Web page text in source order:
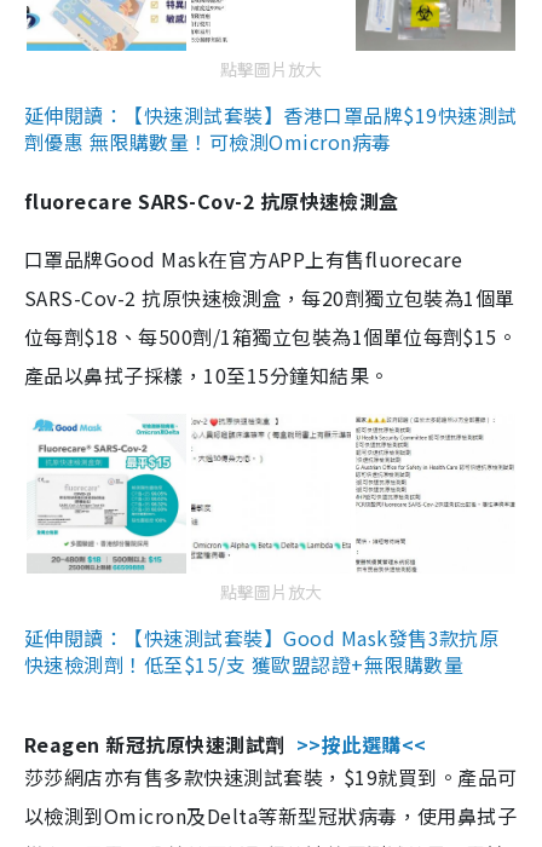
點擊圖片放大
延伸閱讀：【快速測試套裝】香港口罩品牌$19快速測試
劑優惠 無限購數量！可檢測Omicron病毒
fluorecare SARS-Cov-2 抗原快速檢測盒
口罩品牌Good Mask在官方APP上有售fluorecare
SARS-Cov-2 抗原快速檢測盒，每20劑獨立包裝為1個單
位每劑$18、每500劑/1箱獨立包裝為1個單位每劑$15。
產品以鼻拭子採樣，10至15分鐘知結果。
點擊圖片放大
延伸閱讀：【快速測試套裝】Good Mask發售3款抗原
快速檢測劑！低至$15/支 獲歐盟認證+無限購數量
Reagen 新冠抗原快速測試劑 >>按此選購<<
莎莎網店亦有售多款快速測試套裝，$19就買到。產品可
以檢測到Omicron及Delta等新型冠狀病毒，使用鼻拭子